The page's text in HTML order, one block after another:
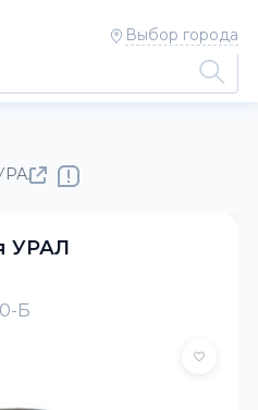
Выбор города
Ходовая часть УРАЛ
УРАЛ
Б